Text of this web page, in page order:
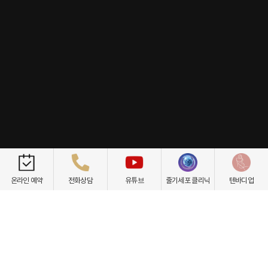
개인정보취급방침 이용약관 환자권리장전 비급여항목
온라인 예약 전화상담 유튜브 줄기세포 클리닉 텐바디업